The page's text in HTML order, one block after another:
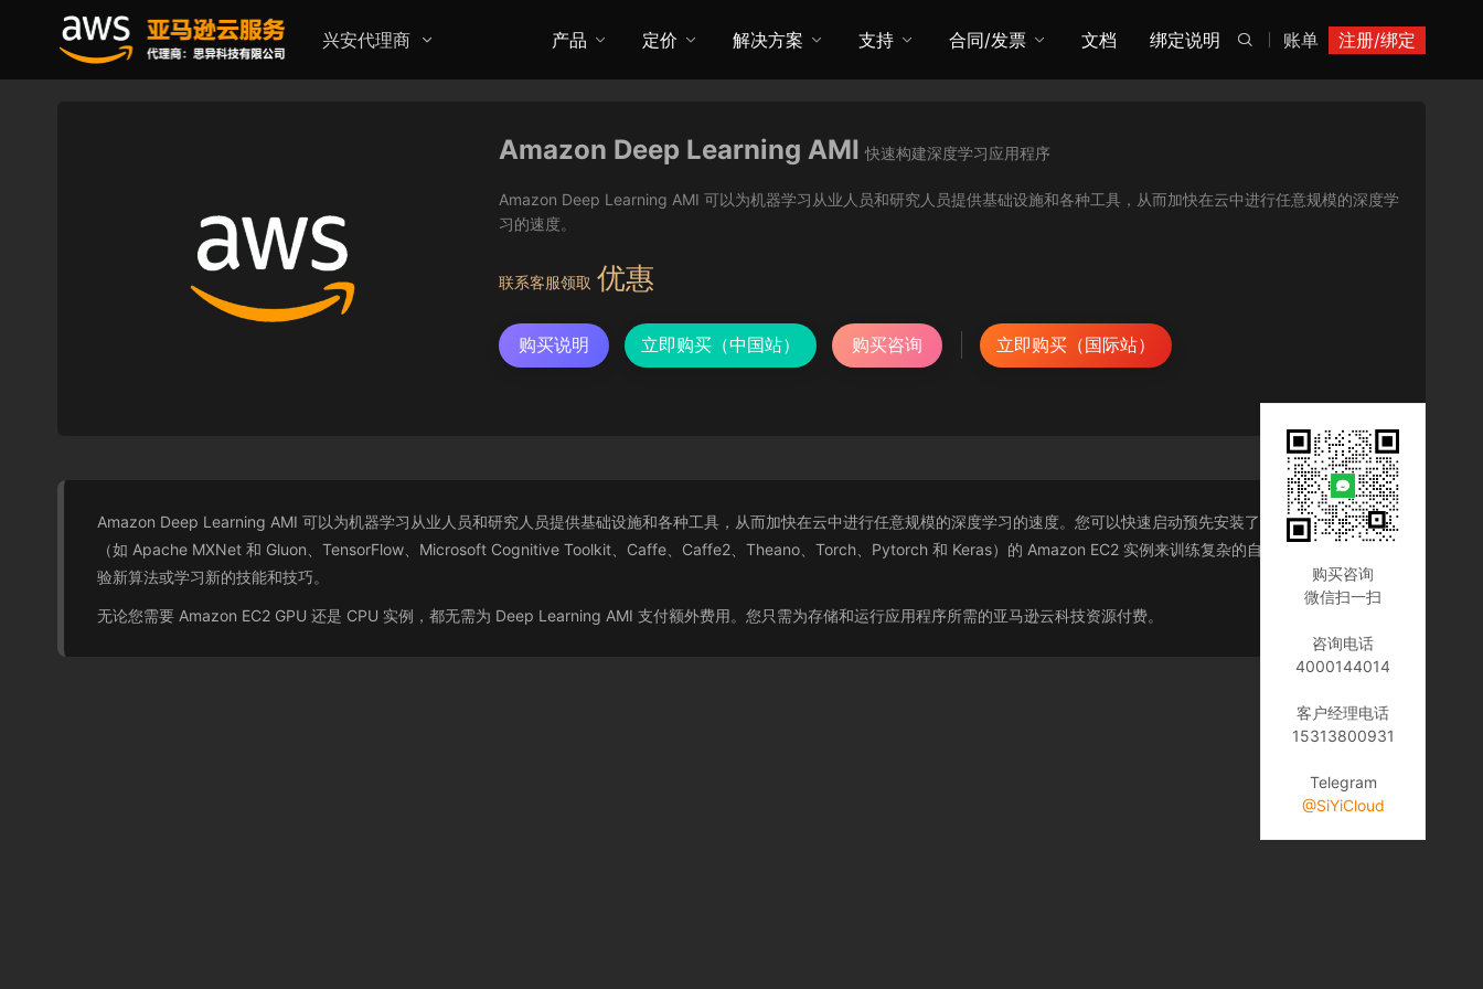
兴安代理商 账单 注册/绑定

产品 定价 解决方案 支持 合同/发票 文档 绑定说明
Amazon Deep Learning AMI 快速构建深度学习应用程序
Amazon Deep Learning AMI 可以为机器学习从业人员和研究人员提供基础设施和各种工具，从而加快在云中进行任意规模的深度学
习的速度。
联系客服领取 优惠
购买说明 立即购买（中国站） 购买咨询 立即购买（国际站）
Amazon Deep Learning AMI 可以为机器学习从业人员和研究人员提供基础设施和各种工具，从而加快在云中进行任意规模的深度学习的速度。您可以快速启动预先安装了常见深度学习框架
（如 Apache MXNet 和 Gluon、TensorFlow、Microsoft Cognitive Toolkit、Caffe、Caffe2、Theano、Torch、Pytorch 和 Keras）的 Amazon EC2 实例来训练复杂的自定义 AI 模型、实
验新算法或学习新的技能和技巧。
无论您需要 Amazon EC2 GPU 还是 CPU 实例，都无需为 Deep Learning AMI 支付额外费用。您只需为存储和运行应用程序所需的亚马逊云科技资源付费。
购买咨询
微信扫一扫
咨询电话
4000144014
客户经理电话
15313800931
Telegram
@SiYiCloud